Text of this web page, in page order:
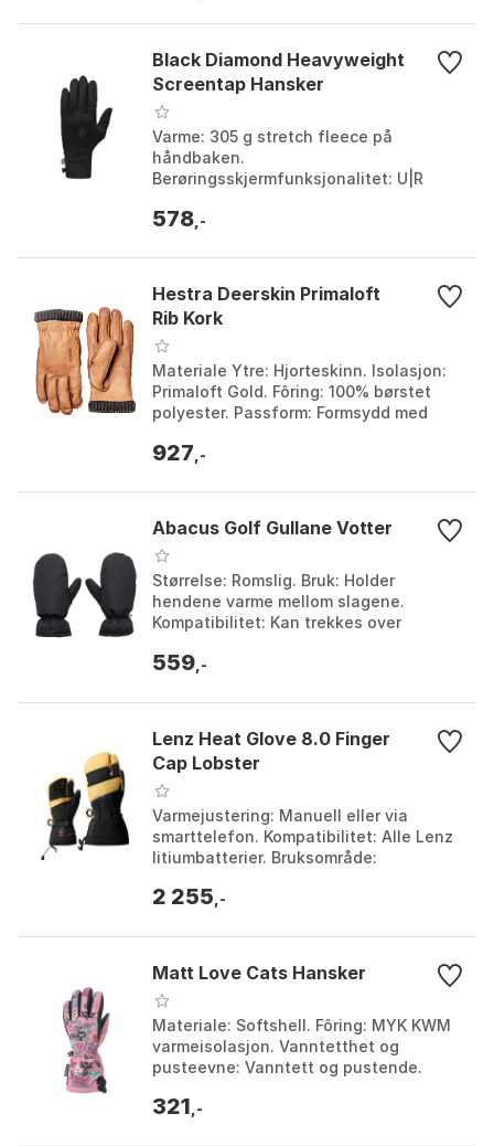
Black Diamond Heavyweight
Screentap Hansker
Varme: 305 g stretch fleece på
håndbaken.
Berøringsskjermfunksjonalitet: U|R
Forsterkninger: Håndflate i geiteskinn.
578 ,-
Hestra Deerskin Primaloft
Rib Kork
Materiale Ytre: Hjorteskinn. Isolasjon:
Primaloft Gold. Fôring: 100% børstet
polyester. Passform: Formsydd med
Farge: Choklad...
927 ,-
Abacus Golf Gullane Votter
Størrelse: Romslig. Bruk: Holder
hendene varme mellom slagene.
Kompatibilitet: Kan trekkes over
Størrelse: One Size.
559 ,-
Lenz Heat Glove 8.0 Finger
Cap Lobster
Varmejustering: Manuell eller via
smarttelefon. Kompatibilitet: Alle Lenz
litiumbatterier. Bruksområde:
brillerengjøringsp...
2 255 ,-
Matt Love Cats Hansker
Materiale: Softshell. Fôring: MYK KWM
varmeisolasjon. Vanntetthet og
pusteevne: Vanntett og pustende.
ledende stoff for bruk av ...
321 ,-